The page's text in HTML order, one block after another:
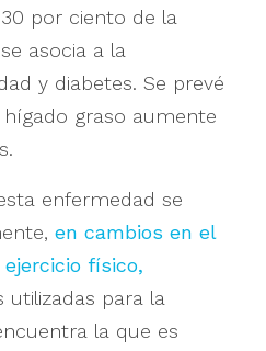
por ciento de la
asocia a la
y diabetes. Se prevé
graso aumente
enfermedad se
en cambios en el
físico,
utilizadas para la
la que es